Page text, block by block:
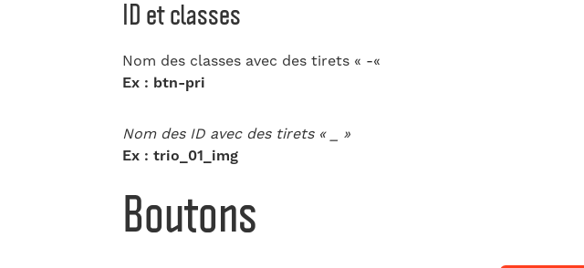
ID et classes
Nom des classes avec des tirets « -«
Ex : btn-pri
Nom des ID avec des tirets « _ »
Ex : trio_01_img
Boutons